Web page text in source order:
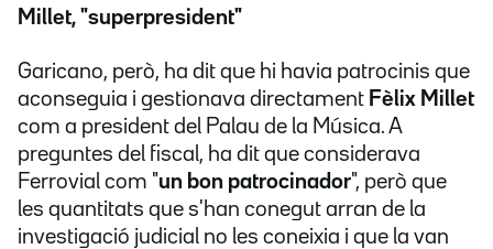
Millet, "superpresident"
Garicano, però, ha dit que hi havia patrocinis que
aconseguia i gestionava directament Fèlix Millet
com a president del Palau de la Música. A
preguntes del fiscal, ha dit que considerava
Ferrovial com "un bon patrocinador", però que
les quantitats que s'han conegut arran de la
investigació judicial no les coneixia i que la van